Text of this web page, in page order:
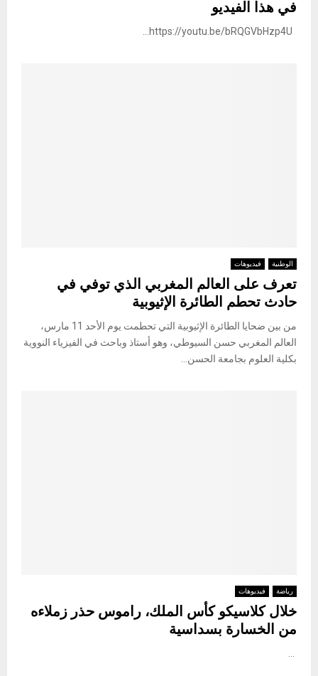
في هذا الفيديو
الوطنية فيديوهات
تعرف على العالم المغربي الذي توفي في
حادث تحطم الطائرة الإثيوبية
من بين ضحايا الطائرة الإثيوبية التي تحطمت يوم الأحد 11 مارس،
العالم المغربي حسن السيوطي، وهو أستاذ وباحث في الفيزياء النووية
بكلية العلوم بجامعة الحسن...
رياضة فيديوهات
خلال كلاسيكو كأس الملك، راموس حذر زملاءه
من الخسارة بسداسية